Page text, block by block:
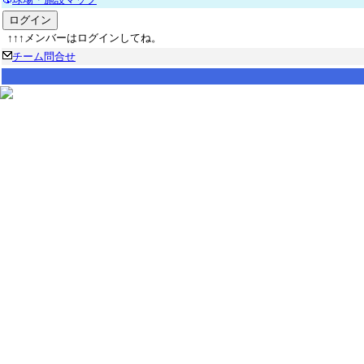
↑↑↑メンバーはログインしてね。
チーム問合せ